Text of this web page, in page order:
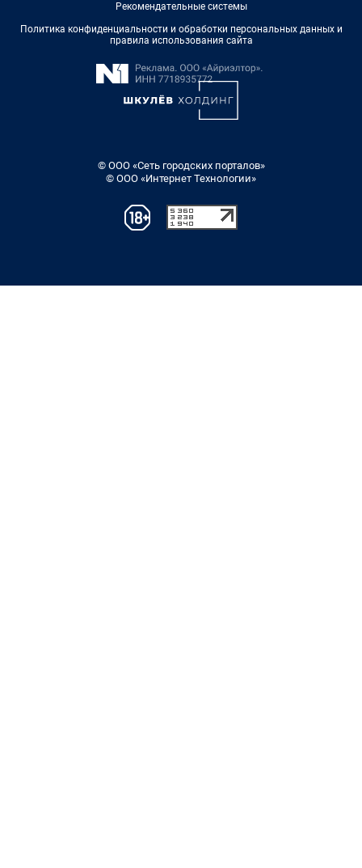
Рекомендательные системы
Политика конфиденциальности и обработки персональных данных и
правила использования сайта
© ООО «Сеть городских порталов»
© ООО «Интернет Технологии»